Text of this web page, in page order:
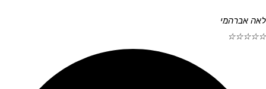
לאה אברהמי
☆
☆
☆
☆
☆